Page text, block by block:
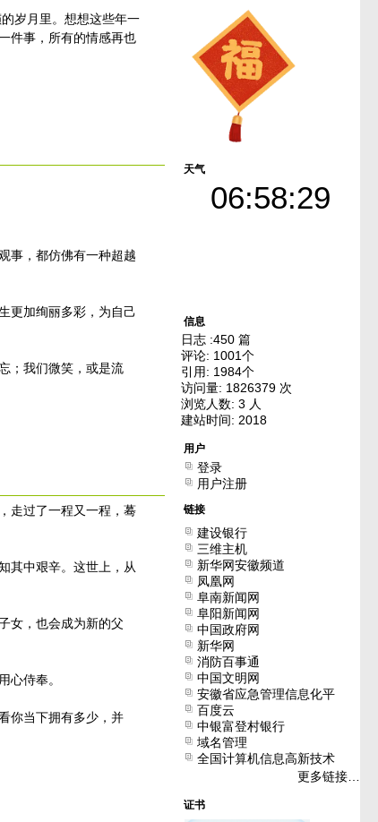
岁月里。想想这些年一
件事，所有的情感再也
事，都仿佛有一种超越
更加绚丽多彩，为自己
；我们微笑，或是流
走过了一程又一程，蓦
其中艰辛。这世上，从
女，也会成为新的父
心侍奉。
你当下拥有多少，并
天气
06:58:29
信息
日志 :450 篇
评论: 1001个
引用: 1984个
访问量: 1826379 次
浏览人数: 3 人
建站时间: 2018
用户
登录
用户注册
链接
建设银行
三维主机
新华网安徽频道
凤凰网
阜南新闻网
阜阳新闻网
中国政府网
新华网
消防百事通
中国文明网
安徽省应急管理信息化平
台
百度云
中银富登村银行
域名管理
全国计算机信息高新技术
更多链接…
证书